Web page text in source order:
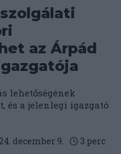
az Árpád
lehetőségének
és a jelenlegi igazgató
december 9. 3 perc